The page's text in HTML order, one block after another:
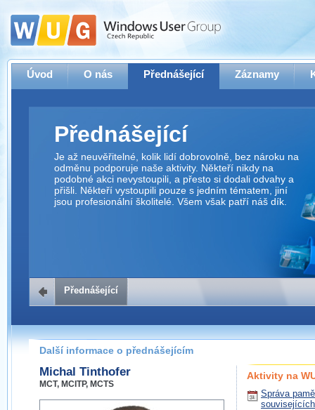
Úvod O nás Přednášející Záznamy
Přednášející
Je až neuvěřitelné, kolik lidí dobrovolně, bez nároku na
odměnu podporuje naše aktivity. Někteří nikdy na
podobné akci nevystoupili, a přesto si dodali odvahy a
přišli. Někteří vystoupili pouze s jedním tématem, jiní
jsou profesionální školitelé. Všem však patří náš dík.
Přednášející
Další informace o přednášejícím
Michal Tinthofer
MCT, MCITP, MCTS
Aktivity na
Správa